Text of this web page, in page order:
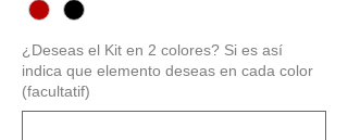
¿Deseas el Kit en 2 colores? Si es así
indica que elemento deseas en cada color
(facultatif)